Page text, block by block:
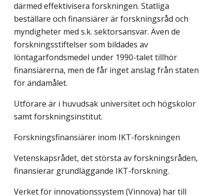
därmed effektivisera forskningen. Statliga
beställare och finansiärer är forskningsråd och
myndigheter med s.k. sektorsansvar. Även de
forskningsstiftelser som bildades av
löntagarfondsmedel under 1990-talet tillhör
finansiärerna, men de får inget anslag från staten
för ändamålet.
Utförare är i huvudsak universitet och högskolor
samt forskningsinstitut.
Forskningsfinansiärer inom IKT-forskningen
Vetenskapsrådet, det största av forskningsråden,
finansierar grundläggande IKT-forskning.
Verket för innovationssystem (Vinnova) har till